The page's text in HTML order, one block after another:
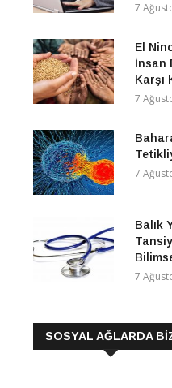
7
El
İnsan
Karşı
7
7
Balık
7
SOSYAL AĞLARDA